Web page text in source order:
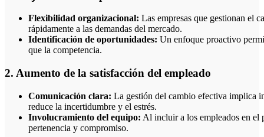
Flexibilidad organizacional: Las empresas que gestionan el
rápidamente a las demandas del mercado.
Identificación de oportunidades: Un enfoque proactivo
que la competencia.
2. Aumento de la satisfacción del empleado
Comunicación clara: La gestión del cambio efectiva implica
reduce la incertidumbre y el estrés.
Involucramiento del equipo: Al incluir a los empleados en el
pertenencia y compromiso.